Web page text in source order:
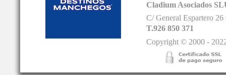
Cladium Asociados
C/ General Espartero
T.926 850 371
Copyright © 2000 -